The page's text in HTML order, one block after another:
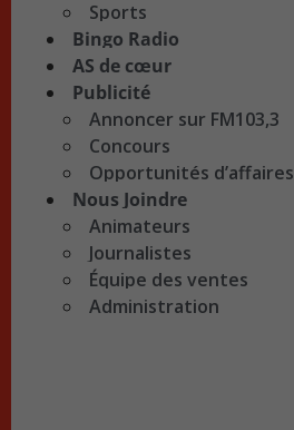
Sports
Bingo Radio
AS de cœur
Publicité
Annoncer sur FM103,3
Concours
Opportunités d’affaires
Nous Joindre
Animateurs
Journalistes
Équipe des ventes
Administration